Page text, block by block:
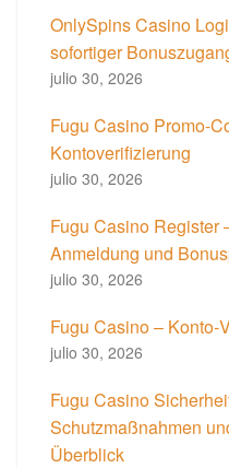
OnlySpins Casino
sofortiger
julio 30, 2026
Fugu Casino Promo-
Kontoverifizierung
julio 30, 2026
Fugu Casino Register
Anmeldung und
julio 30, 2026
Fugu Casino –
julio 30, 2026
Fugu Casino
Schutzmaßnahmen
Überblick